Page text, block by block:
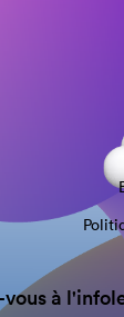
vous à